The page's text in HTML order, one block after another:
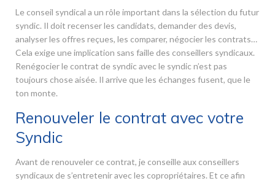
Le conseil syndical a un rôle important dans la sélection du futur
syndic. Il doit recenser les candidats, demander des devis,
analyser les offres reçues, les comparer, négocier les contrats…
Cela exige une implication sans faille des conseillers syndicaux.
Renégocier le contrat de syndic avec le syndic n’est pas
toujours chose aisée. Il arrive que les échanges fusent, que le
ton monte.
Renouveler le contrat avec votre
Syndic
Avant de renouveler ce contrat, je conseille aux conseillers
syndicaux de s’entretenir avec les copropriétaires. Et ce afin